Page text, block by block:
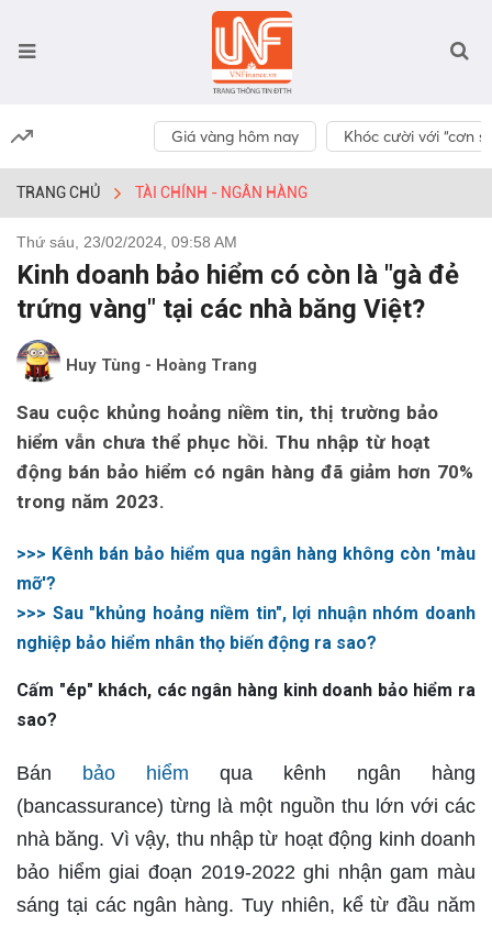
Giá vàng hôm nay Khóc cười với “cơn
TRANG CHỦ TÀI CHÍNH - NGÂN HÀNG
Thứ sáu, 23/02/2024, 09:58 AM
Kinh doanh bảo hiểm có còn là "gà đẻ
trứng vàng" tại các nhà băng Việt?
Huy Tùng - Hoàng Trang
Sau cuộc khủng hoảng niềm tin, thị trường bảo
hiểm vẫn chưa thể phục hồi. Thu nhập từ hoạt
động bán bảo hiểm có ngân hàng đã giảm hơn 70%
trong năm 2023.
>>> Kênh bán bảo hiểm qua ngân hàng không còn 'màu
mỡ'?
>>> Sau "khủng hoảng niềm tin", lợi nhuận nhóm doanh
nghiệp bảo hiểm nhân thọ biến động ra sao?
Cấm "ép" khách, các ngân hàng kinh doanh bảo hiểm ra
sao?
Bán bảo hiểm qua kênh ngân hàng
(bancassurance) từng là một nguồn thu lớn với các
nhà băng. Vì vậy, thu nhập từ hoạt động kinh doanh
bảo hiểm giai đoạn 2019-2022 ghi nhận gam màu
sáng tại các ngân hàng. Tuy nhiên, kể từ đầu năm